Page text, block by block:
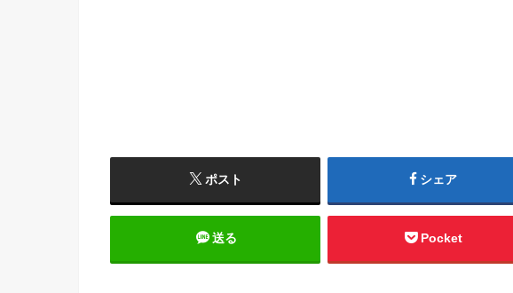
ポスト シェア
送る Pocket